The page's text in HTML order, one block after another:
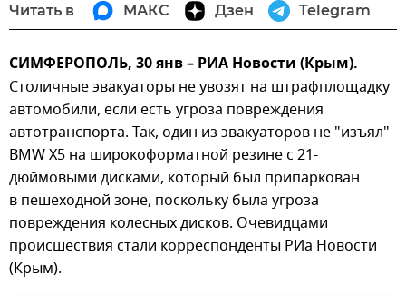
Читать в МАКС Дзен Telegram
СИМФЕРОПОЛЬ, 30 янв – РИА Новости (Крым).
Столичные эвакуаторы не увозят на штрафплощадку
автомобили, если есть угроза повреждения
автотранспорта. Так, один из эвакуаторов не "изъял"
BMW X5 на широкоформатной резине с 21-
дюймовыми дисками, который был припаркован
в пешеходной зоне, поскольку была угроза
повреждения колесных дисков. Очевидцами
происшествия стали корреспонденты РИа Новости
(Крым).